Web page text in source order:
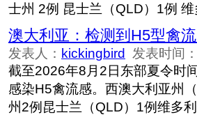
士州 2例 昆士兰（QLD）1例
澳大利亚：检测到H5型禽
发表人： kickingbird 发表时间：
截至2026年8月2日东部夏令时
感染H5禽流感。西澳大利亚州
州2例昆士兰（QLD）1例维多